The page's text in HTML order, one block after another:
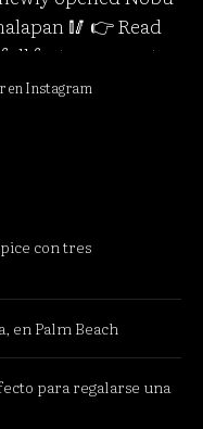
en Instagram
con tres
en Palm Beach
para regalarse una